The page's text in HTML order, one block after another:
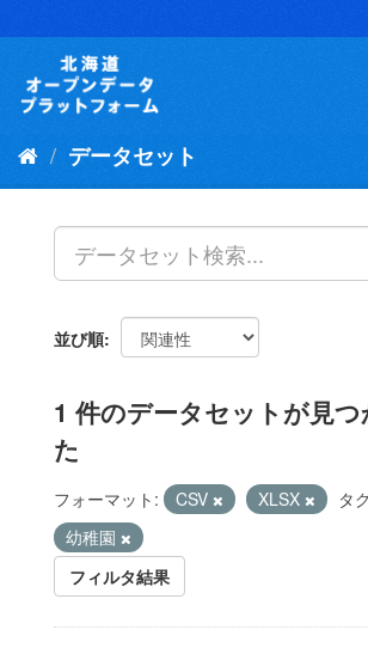
キ
データセット
並び順
1 件のデータセットが見
た
フォーマット: CSV XLSX タ
幼稚園
フィルタ結果